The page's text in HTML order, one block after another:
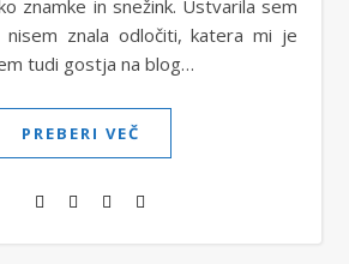
znamke in snežink. Ustvarila sem
znala odločiti, katera mi je
tudi gostja na blog…
PREBERI VEČ